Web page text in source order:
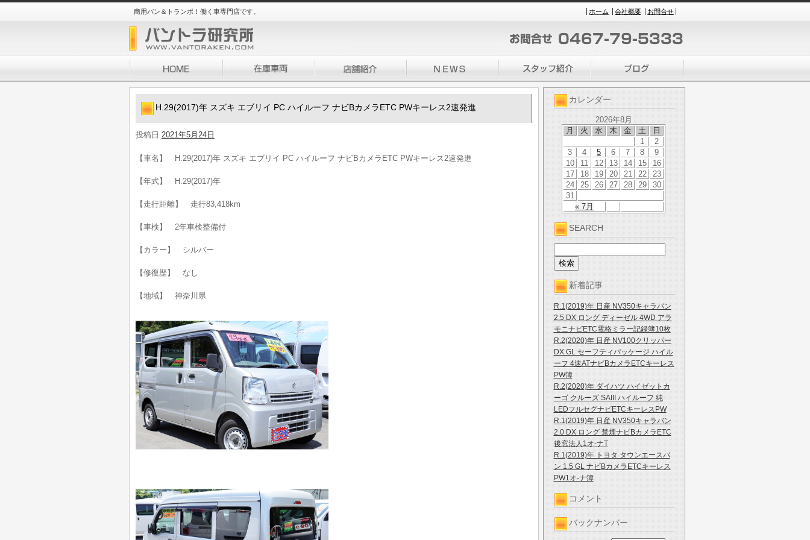
商用バン＆トランポ！働く車専門店です。 ホーム 会社概要 お問合せ
カレンダー
2026年8月
月
火 水 木 金 土 日
« 7月
1
2
3
4 5 6 7 8
9
10
11 12 13 14 15
16
17
18 19 20 21 22
23
24
25 26 27 28 29
30
31
SEARCH
新着記事
R.1(2019)年 日産 NV350キャラバン
2.5 DX ロング ディーゼル 4WD アラ
モニナビETC電格ミラー記録簿10枚
R.2(2020)年 日産 NV100クリッパー
DX GL セーフティパッケージ ハイル
ーフ 4速ATナビBカメラETCキーレス
PW簿
R.2(2020)年 ダイハツ ハイゼットカ
ーゴ クルーズ SAIII ハイルーフ 純
LEDフルセグナビETCキーレスPW
R.1(2019)年 日産 NV350キャラバン
2.0 DX ロング 禁煙ナビBカメラETC
後窓法人1オ-ナT
R.1(2019)年 トヨタ タウンエースバ
ン 1.5 GL ナビBカメラETCキーレス
PW1オ-ナ簿
コメント
バックナンバー
H.29(2017)年 スズキ エブリイ PC ハイルーフ ナビBカメラETC PWキーレス2速発進
投稿日 2021年5月24日
【車名】 H.29(2017)年 スズキ エブリイ PC ハイルーフ ナビBカメラETC PWキーレス2速発進
【年式】 H.29(2017)年
【走行距離】 走行83,418km
【車検】 2年車検整備付
【カラー】 シルバー
【修復歴】 なし
【地域】 神奈川県